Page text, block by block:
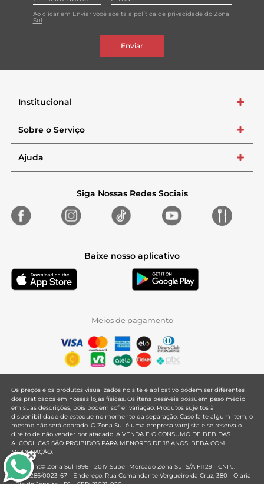
Ao clicar em Enviar você aceita a política de privacidade do Zona
Sul
Enviar
Institucional +
Sobre o Serviço +
Ajuda +
Siga Nossas Redes Sociais
Baixe nosso aplicativo
Meios de pagamento
Os preços e os produtos visualizados no site e aplicativo podem ser diferentes
dos praticados em nossas lojas físicas. Os itens pesáveis possuem peso médio
em suas descrições, pois podem sofrer variação. Produtos sujeitos à
disponibilidade de estoque no momento da separação. Caso falte algum item, o
mesmo não será cobrado. O Zona Sul é uma empresa varejista e se reserva o
direito de não vender por atacado. A VENDA E O CONSUMO DE BEBIDAS
ALCOÓLICAS SÃO PROIBIDOS PARA MENORES DE 18 ANOS. BEBA COM
MODERAÇÃO.
Copyright© Zona Sul 1996 - 2017 Super Mercado Zona Sul S/A F1129 - CNPJ:
33.381.286/0023-67 - Endereço: Rua Comandante Vergueiro da Cruz, 380 - Olaria